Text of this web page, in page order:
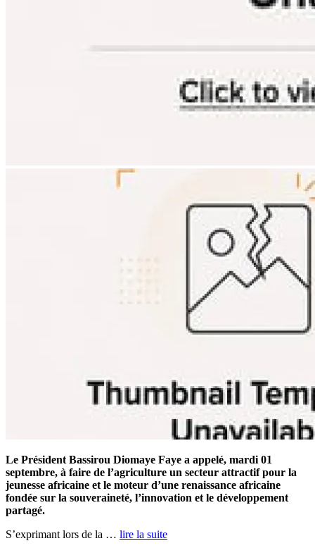
Le Président Bassirou Diomaye Faye a appelé, mardi 01
septembre, à faire de l’agriculture un secteur attractif pour la
jeunesse africaine et le moteur d’une renaissance africaine
fondée sur la souveraineté, l’innovation et le développement
partagé.
S’exprimant lors de la … lire la suite